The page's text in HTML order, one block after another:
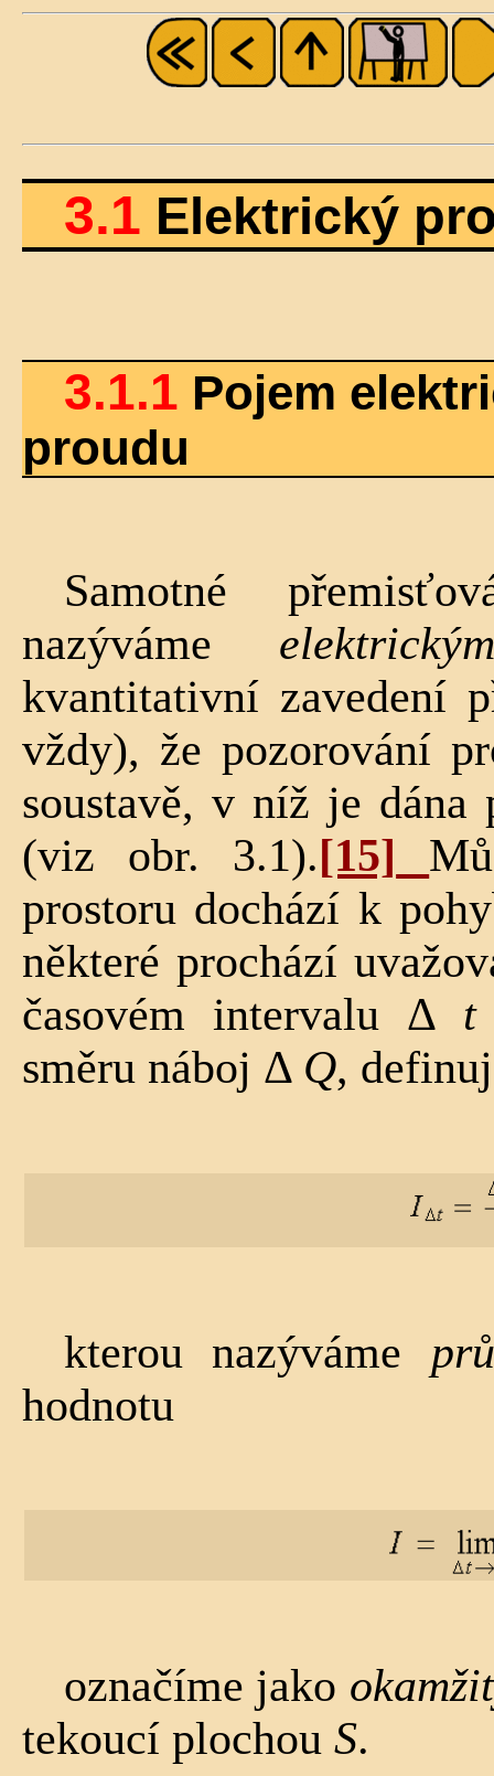
3.1 Elektrický
3.1.1 Pojem
proudu
Samotné
nazýváme
kvantitativní zavedení
vždy), že pozorování
soustavě, v níž je
(viz obr. 3.1).[15]
prostoru dochází k
některé prochází
časovém intervalu Δ t
směru náboj Δ Q,
kterou nazýváme
hodnotu
označíme jako
tekoucí plochou S.